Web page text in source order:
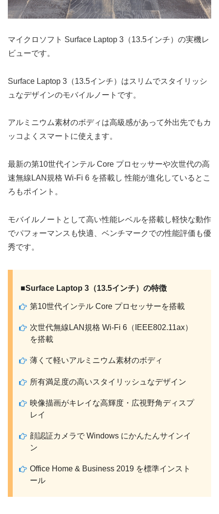
マイクロソフト Surface Laptop 3（13.5インチ）の実機レ
ビューです。
Surface Laptop 3（13.5インチ）はスリムでスタイリッシ
ュなデザインのモバイルノートです。
アルミニウム素材のボディは高級感があって外出先でもカ
ッコよくスマートに使えます。
最新の第10世代インテル Core プロセッサーや次世代の高
速無線LAN規格 Wi-Fi 6 を搭載し 性能が進化しているとこ
ろもポイント。
モバイルノートとして高い性能レベルを搭載し軽快な動作
でパフォーマンスも快適、ベンチマークでの性能評価も優
秀です。
■Surface Laptop 3（13.5インチ）の特徴
第10世代インテル Core プロセッサーを搭載
次世代無線LAN規格 Wi-Fi 6（IEEE802.11ax）
を搭載
薄くて軽いアルミニウム素材のボディ
所有満足度の高いスタイリッシュなデザイン
映像描画がキレイな高輝度・広視野角ディスプ
レイ
顔認証カメラで Windows にかんたんサインイ
ン
Office Home & Business 2019 を標準インスト
ール